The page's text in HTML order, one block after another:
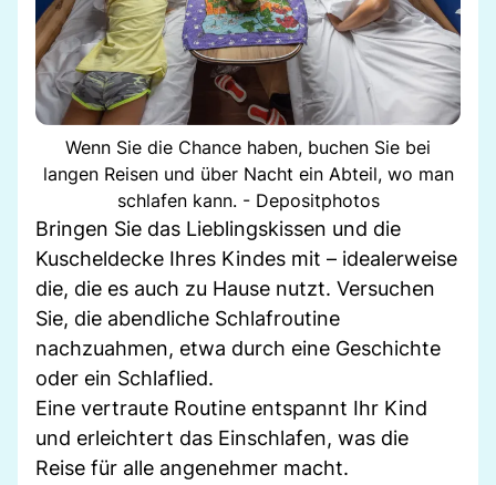
Wenn Sie die Chance haben, buchen Sie bei
langen Reisen und über Nacht ein Abteil, wo man
schlafen kann. - Depositphotos
Bringen Sie das Lieblingskissen und die
Kuscheldecke Ihres Kindes mit – idealerweise
die, die es auch zu Hause nutzt. Versuchen
Sie, die abendliche Schlafroutine
nachzuahmen, etwa durch eine Geschichte
oder ein Schlaflied.
Eine vertraute Routine entspannt Ihr Kind
und erleichtert das Einschlafen, was die
Reise für alle angenehmer macht.